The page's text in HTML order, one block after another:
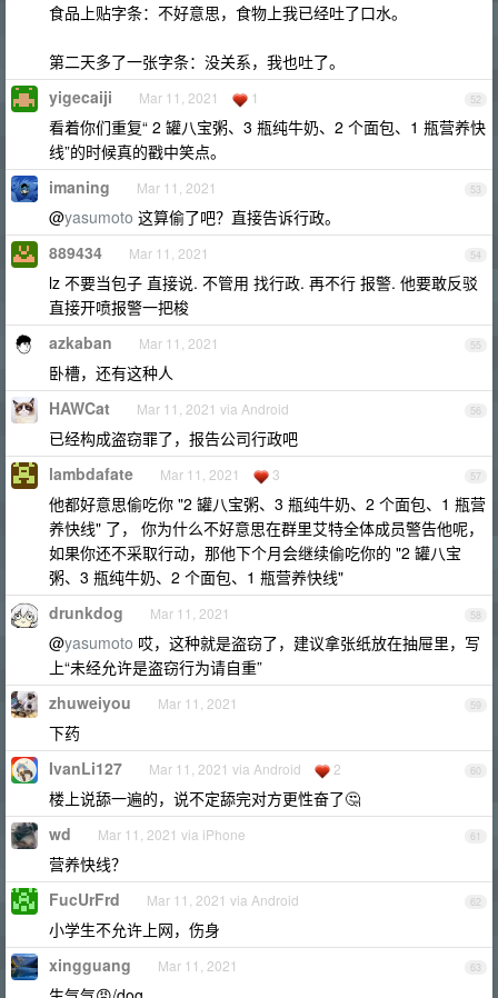
食品上贴字条：不好意思，食物上我已经吐了口水。
第二天多了一张字条：没关系，我也吐了。
52
yigecaiji Mar 11, 2021 1
看着你们重复“ 2 罐八宝粥、3 瓶纯牛奶、2 个面包、1 瓶营养快
线”的时候真的戳中笑点。
53
imaning Mar 11, 2021
@yasumoto 这算偷了吧？直接告诉行政。
54
889434 Mar 11, 2021
lz 不要当包子 直接说. 不管用 找行政. 再不行 报警. 他要敢反驳
直接开喷报警一把梭
55
azkaban Mar 11, 2021
卧槽，还有这种人
56
HAWCat Mar 11, 2021 via Android
已经构成盗窃罪了，报告公司行政吧
57
lambdafate Mar 11, 2021 3
他都好意思偷吃你 "2 罐八宝粥、3 瓶纯牛奶、2 个面包、1 瓶营
养快线" 了， 你为什么不好意思在群里艾特全体成员警告他呢，
如果你还不采取行动，那他下个月会继续偷吃你的 "2 罐八宝
粥、3 瓶纯牛奶、2 个面包、1 瓶营养快线"
58
drunkdog Mar 11, 2021
@yasumoto 哎，这种就是盗窃了，建议拿张纸放在抽屉里，写
上“未经允许是盗窃行为请自重”
59
zhuweiyou Mar 11, 2021
下药
60
IvanLi127 Mar 11, 2021 via Android 2
楼上说舔一遍的，说不定舔完对方更性奋了🤔
61
wd Mar 11, 2021 via iPhone
营养快线？
62
FucUrFrd Mar 11, 2021 via Android
小学生不允许上网，伤身
63
xingguang Mar 11, 2021